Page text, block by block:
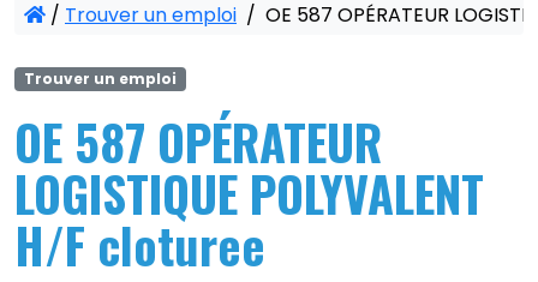
/ Trouver un emploi / OE 587 OPÉRATEUR
Trouver un emploi
OE 587 OPÉRATEUR
LOGISTIQUE POLYVALENT
H/F cloturee